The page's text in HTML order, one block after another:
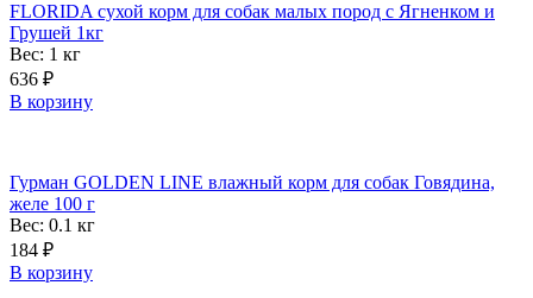
FLORIDA сухой корм для собак малых пород с Ягненком и
Грушей 1кг
Вес: 1 кг
636 ₽
В корзину
Гурман GOLDEN LINE влажный корм для собак Говядина,
желе 100 г
Вес: 0.1 кг
184 ₽
В корзину